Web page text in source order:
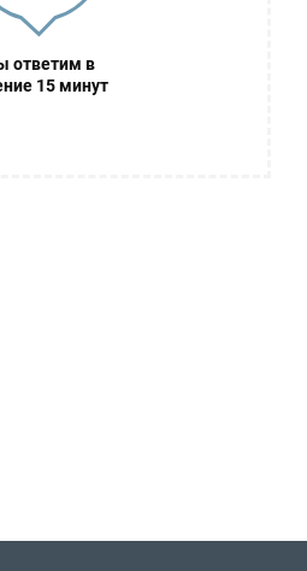
ответим в
15 минут